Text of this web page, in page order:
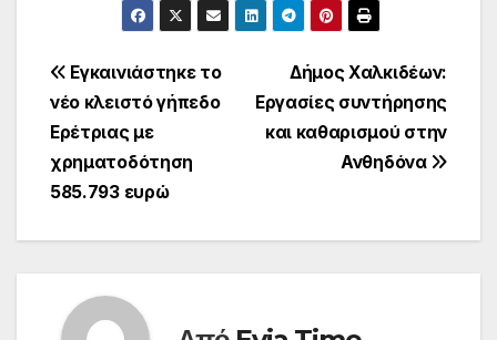
Πλοήγηση
άρθρων
Δήμος Χαλκιδέων:
Εργασίες συντήρησης
και καθαρισμού στην
Ανθηδόνα
Εγκαινιάστηκε το
νέο κλειστό γήπεδο
Ερέτριας με
χρηματοδότηση
585.793 ευρώ